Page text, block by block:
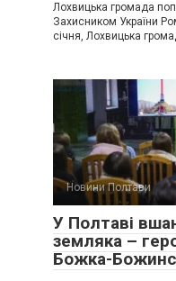
Лохвицька громада
Захисником України
січня, Лохвицька
Новини Полтави
У Полтаві
земляка –
Божка-